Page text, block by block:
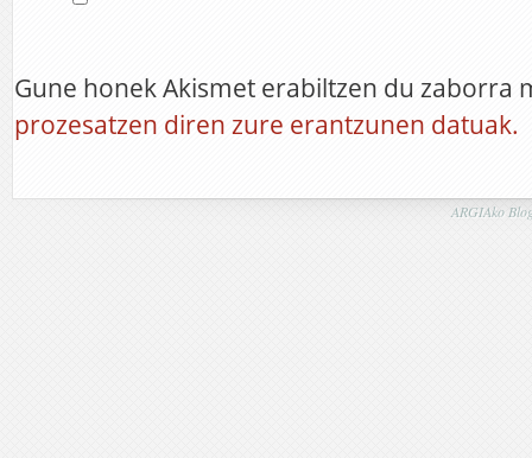
Gune honek Akismet erabiltzen du zaborra
prozesatzen diren zure erantzunen datuak.
ARGIAko